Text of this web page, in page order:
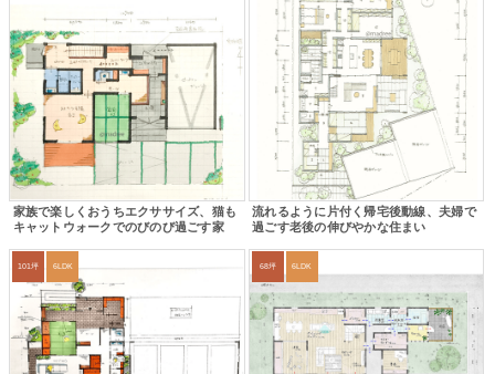
家族で楽しくおうちエクササイズ、猫も
キャットウォークでのびのび過ごす家
流れるように片付く帰宅後動線、夫婦で
過ごす老後の伸びやかな住まい
101坪 6LDK 68坪 6LDK